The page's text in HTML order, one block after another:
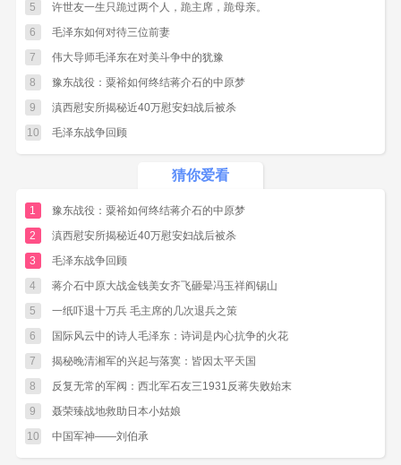
其他人民民主国家组织国际自愿部队，给我们的
斗争以军事援助。”
斯大林很清楚他可能做的是什么。根据档案记录
看，斯大林拿到金日成的求援信仅仅不过10分
钟，就口授了他给苏联驻北京大使的电报，要求
他尽快转告毛泽东或周恩来：“朝鲜同志的状况变
得令人绝望。”“根据眼下的形势，你们如果认为能
用部队给朝鲜人以帮助，那么至少应该将五六个
师迅速推进至三八线，以便朝鲜同志能在你们部
队的掩护下，在三八线以北组织后备力量。中国
师可以以自愿者的身份出现。当然，仍由中国的
指挥员统率。”为了显示出他纯粹是为了他人着
想，涓滴没人强加于人的意思，他专程在电报的
结尾处写道：“关于此事，我没有也不打算透露给
我们的朝鲜朋友，但我相信，当他们得知这一新
闻时，无疑会感到高兴”。
尽管毛泽东对必须支援朝鲜有一个基本的熟悉，
但因为领导层的分歧，导致10月2日出现了两封内
容相反的回电。
5
许世友一生只跪过两个人，跪主席，跪母亲。
6
毛泽东如何对待三位前妻
7
伟大导师毛泽东在对美斗争中的犹豫
8
豫东战役：粟裕如何终结蒋介石的中原梦
9
滇西慰安所揭秘近40万慰安妇战后被杀
10
毛泽东战争回顾
猜你爱看
1
豫东战役：粟裕如何终结蒋介石的中原梦
2
滇西慰安所揭秘近40万慰安妇战后被杀
3
毛泽东战争回顾
4
蒋介石中原大战金钱美女齐飞砸晕冯玉祥阎锡山
5
一纸吓退十万兵 毛主席的几次退兵之策
6
国际风云中的诗人毛泽东：诗词是内心抗争的火花
7
揭秘晚清湘军的兴起与落寞：皆因太平天国
8
反复无常的军阀：西北军石友三1931反蒋失败始末
9
聂荣臻战地救助日本小姑娘
10
中国军神——刘伯承